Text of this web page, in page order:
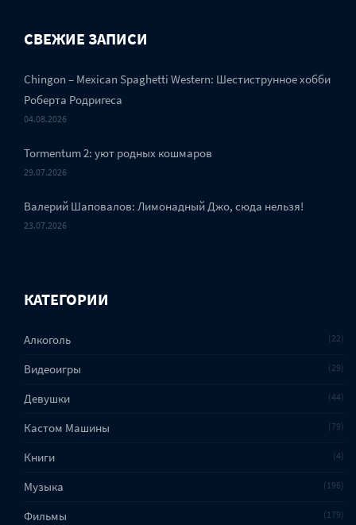
СВЕЖИЕ ЗАПИСИ
Chingon – Mexican Spaghetti Western: Шестиструнное хобби
Роберта Родригеса
04.08.2026
Tormentum 2: уют родных кошмаров
29.07.2026
Валерий Шаповалов: Лимонадный Джо, сюда нельзя!
23.07.2026
КАТЕГОРИИ
Алкоголь 22
Видеоигры 29
Девушки 44
Кастом Машины 79
Книги 4
Музыка 196
Фильмы 179